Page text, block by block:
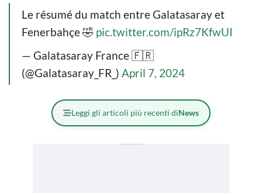
Le résumé du match entre Galatasaray et
Fenerbahçe 🤣 pic.twitter.com/ipRz7KfwUI
— Galatasaray France 🇫🇷
(@Galatasaray_FR_) April 7, 2024
Leggi gli articoli più recenti diNews